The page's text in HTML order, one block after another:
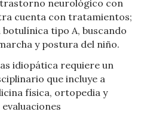
trastorno neurológico con
cuenta con tratamientos;
tipo A, buscando
y postura del niño.
idiopática requiere un
que incluye a
física, ortopedia y